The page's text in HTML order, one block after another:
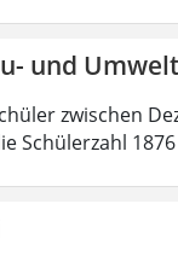
und
zwischen
Schülerzahl